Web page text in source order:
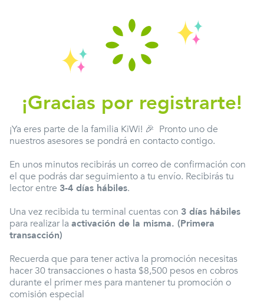
¡Gracias por registrarte!
¡Ya eres parte de la familia KiWi! 🎉 Pronto uno de
nuestros asesores se pondrá en contacto contigo.
En unos minutos recibirás un correo de confirmación con
el que podrás dar seguimiento a tu envío. Recibirás tu
lector entre 3-4 días hábiles.
Una vez recibida tu terminal cuentas con 3 días hábiles
para realizar la activación de la misma. (Primera
transacción)
Recuerda que para tener activa la promoción necesitas
hacer 30 transacciones o hasta $8,500 pesos en cobros
durante el primer mes para mantener tu promoción o
comisión especial